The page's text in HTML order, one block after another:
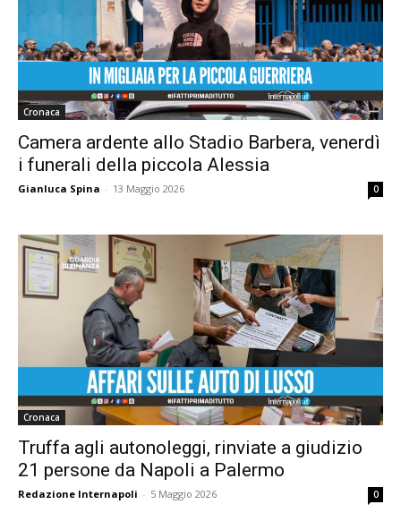
Cronaca
Camera ardente allo Stadio Barbera, venerdì
i funerali della piccola Alessia
Gianluca Spina - 13 Maggio 2026 0
Cronaca
Truffa agli autonoleggi, rinviate a giudizio
21 persone da Napoli a Palermo
Redazione Internapoli - 5 Maggio 2026 0